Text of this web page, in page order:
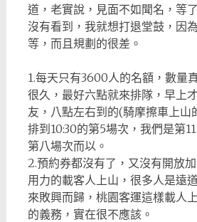
道，老實說，見面不如聞名，等
沒有看到，我就想打退堂鼓，因
等，而且規劃的很差。
1.每天只有3600人的名額，數量
很久，最好六點就來排隊，早上
友，八點左右到的(騎摩擦車上山
排到10:30的第5場次，我們是第
第八場次而以。
2.預約券都沒有了，又沒有開放
用力的載客人上山，很多人是遠
來敗興而歸，桃園客運這樣載人
的義務，實在很不應該。